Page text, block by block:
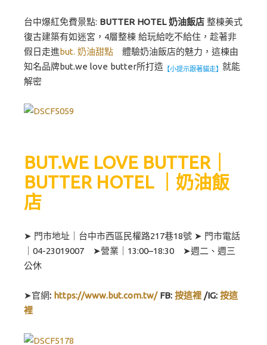
台中爆紅免費景點: BUTTER HOTEL 奶油飯店 整棟美式
復古建築有如迷宮，4層整棟 給玩給吃不給住，趁著非
假日走進but. 奶油甜點 體驗奶油飯店的魅力，這棟由
知名品牌but.we love butter所打造 【小提示跟著貓走】 就能
解密
BUT.WE LOVE BUTTER｜
BUTTER HOTEL ｜奶油飯
店
➤ 門市地址｜台中市西區民權路217巷18號 ➤ 門市電話
｜04-23019007 ➤營業｜13:00–18:30 ➤週二、週三
公休
➤官網: https://www.but.com.tw/FB: 按這裡 /IG: 按這
裡